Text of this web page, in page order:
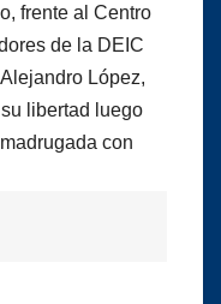
frente al Centro
de la DEIC
López,
libertad luego
con